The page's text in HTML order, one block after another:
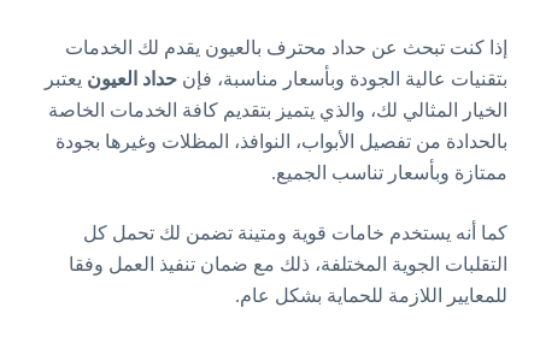
إذا كنت تبحث عن حداد محترف بالعيون يقدم لك الخدمات
بتقنيات عالية الجودة وبأسعار مناسبة، فإن حداد العيون يعتبر
الخيار المثالي لك، والذي يتميز بتقديم كافة الخدمات الخاصة
بالحدادة من تفصيل الأبواب، النوافذ، المظلات وغيرها بجودة
ممتازة وبأسعار تناسب الجميع.
كما أنه يستخدم خامات قوية ومتينة تضمن لك تحمل كل
التقلبات الجوية المختلفة، ذلك مع ضمان تنفيذ العمل وفقا
للمعايير اللازمة للحماية بشكل عام.